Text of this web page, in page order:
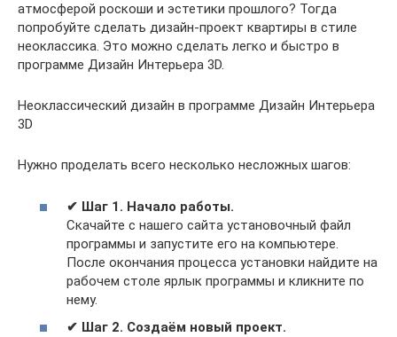
атмосферой роскоши и эстетики прошлого? Тогда
попробуйте сделать дизайн-проект квартиры в стиле
неоклассика. Это можно сделать легко и быстро в
программе Дизайн Интерьера 3D.
Неоклассический дизайн в программе Дизайн Интерьера
3D
Нужно проделать всего несколько несложных шагов:
✔ Шаг 1. Начало работы.
Скачайте с нашего сайта установочный файл
программы и запустите его на компьютере.
После окончания процесса установки найдите на
рабочем столе ярлык программы и кликните по
нему.
✔ Шаг 2. Создаём новый проект.